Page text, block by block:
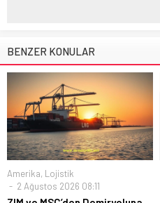
BENZER KONULAR
Amerika, Lojistik
2 Ağustos 2026 08:11